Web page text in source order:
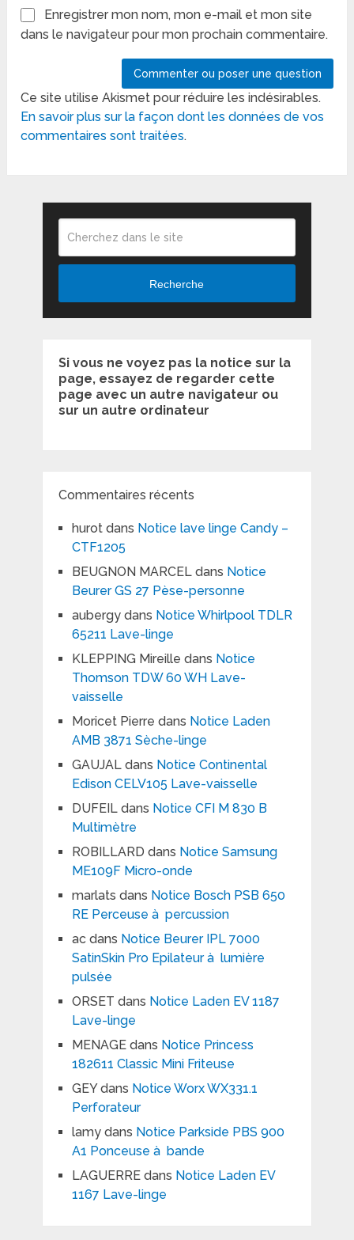
Enregistrer mon nom, mon e-mail et mon site
dans le navigateur pour mon prochain commentaire.
Ce site utilise Akismet pour réduire les indésirables.
En savoir plus sur la façon dont les données de vos
commentaires sont traitées.
Recherche
Si vous ne voyez pas la notice sur la
page, essayez de regarder cette
page avec un autre navigateur ou
sur un autre ordinateur
Commentaires récents
hurotdans Notice lave linge Candy –
CTF1205
BEUGNON MARCELdans Notice
Beurer GS 27 Pèse-personne
aubergydans Notice Whirlpool TDLR
65211 Lave-linge
KLEPPING Mireille dans Notice
Thomson TDW 60 WH Lave-
vaisselle
Moricet Pierre dans Notice Laden
AMB 3871 Sèche-linge
GAUJALdans Notice Continental
Edison CELV105 Lave-vaisselle
DUFEILdans Notice CFI M 830 B
Multimètre
ROBILLARD dans Notice Samsung
ME109F Micro-onde
marlats dans Notice Bosch PSB 650
RE Perceuse à percussion
acdans Notice Beurer IPL 7000
SatinSkin Pro Epilateur à lumière
pulsée
ORSET dans Notice Laden EV 1187
Lave-linge
MENAGEdans Notice Princess
182611 Classic Mini Friteuse
GEYdans Notice Worx WX331.1
Perforateur
lamydans Notice Parkside PBS 900
A1 Ponceuse à bande
LAGUERREdans Notice Laden EV
1167 Lave-linge